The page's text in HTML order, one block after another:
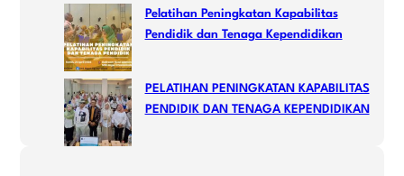
Pelatihan Peningkatan Kapabilitas
Pendidik dan Tenaga Kependidikan
PELATIHAN PENINGKATAN KAPABILITAS
PENDIDIK DAN TENAGA KEPENDIDIKAN